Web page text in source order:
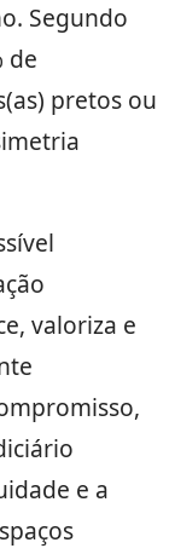
Segundo
de
pretos ou
valoriza e
e a